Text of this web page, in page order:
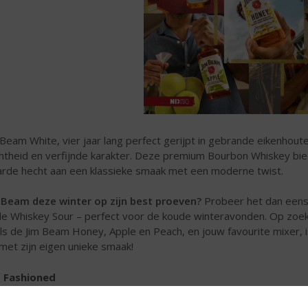
White, vier jaar lang perfect gerijpt in gebrande
en verfijnde karakter. Deze premium Bourbon Whiskey
hecht aan een klassieke smaak met een moderne twist.
Beam deze winter op zijn best proeven? Probeer het dan
Whiskey Sour – perfect voor de koude winteravonden. Op
de Jim Beam Honey, Apple en Peach, en jouw favourite
zijn eigen unieke smaak!
Fashioned